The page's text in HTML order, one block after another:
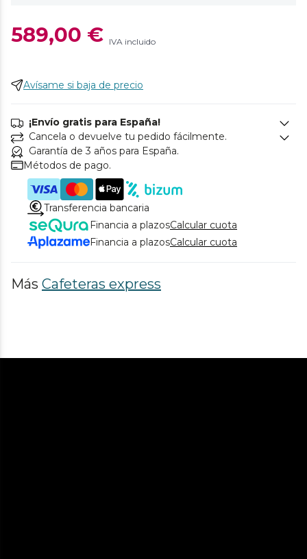
589,00 € IVA incluido
Avísame si baja de precio
¡Envío gratis para España!
Cancela o devuelve tu pedido fácilmente.
Garantía de 3 años para España.
Métodos de pago.
Transferencia bancaria
Financia a plazosCalcular cuota
Financia a plazosCalcular cuota
Más Cafeteras express